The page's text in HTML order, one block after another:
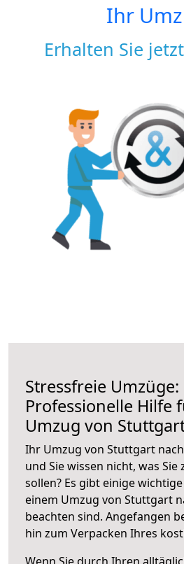
Ihr
Erhalten Sie
Stressfreie Umzüge:
Professionelle Hilfe
Umzug von
Ihr Umzug von Stuttgart
und Sie wissen nicht, was Sie
sollen? Es gibt einige
einem Umzug von Stuttgart
beachten sind. Angefangen
hin zum Verpacken Ihres